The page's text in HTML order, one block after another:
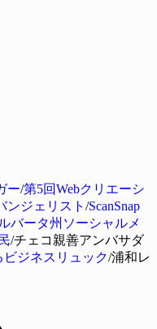
ー/第5回Webクリエーシ
ンジェリスト /ScanSnap
バータ州ソーシャルメ
/チェコ親善アンバサダ
ビジネスリュック/浦和レ